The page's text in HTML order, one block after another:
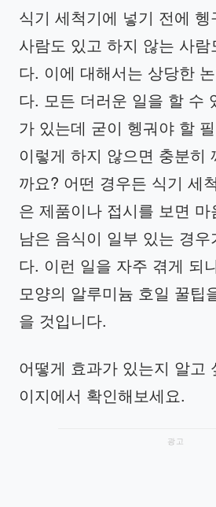
식기 세척기에 넣기 전에
사람도 있고 하지 않는 사람
다. 이에 대해서는 상당한
다. 모든 더러운 일을 할 수
가 있는데 굳이 헹궈야 할
이렇게 하지 않으면 충분히
까요? 어떤 경우든 식기 세
은 제품이나 접시를 보면 마
남은 음식이 일부 있는 경우
다. 이런 일을 자주 겪게 되
모양의 알루미늄 호일 꿀팁
을 것입니다.
어떻게 효과가 있는지 알고
이지에서 확인해보세요.
광고